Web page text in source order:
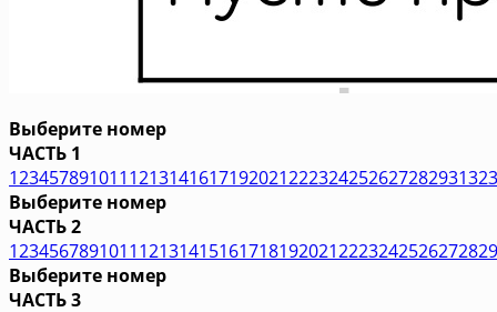
Выберите номер
ЧАСТЬ 1
123457891011121314161719202122232425262728293132
Выберите номер
ЧАСТЬ 2
1234567891011121314151617181920212223242526272829
Выберите номер
ЧАСТЬ 3